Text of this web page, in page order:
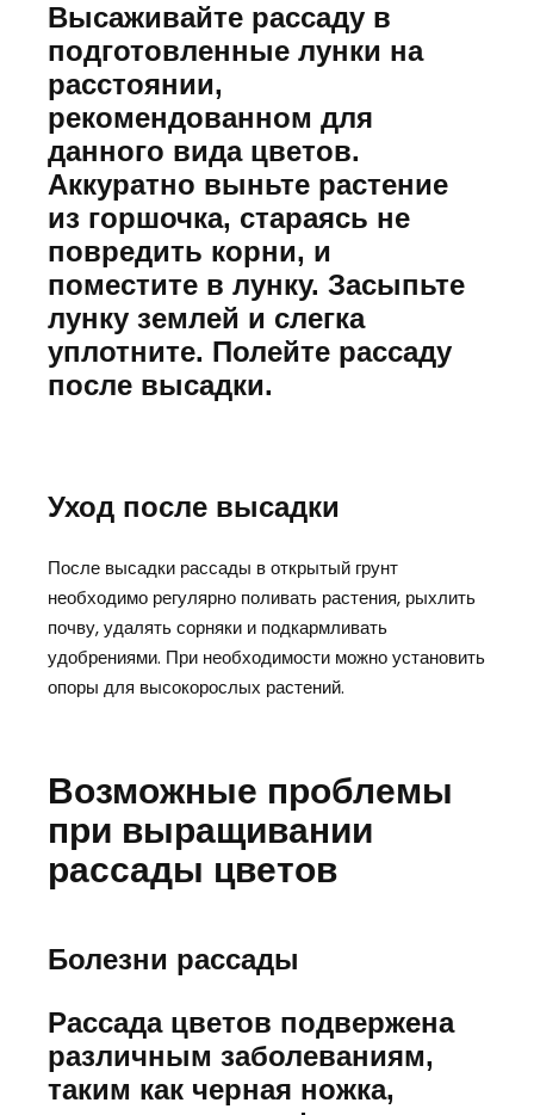
Высаживайте рассаду в
подготовленные лунки на
расстоянии,
рекомендованном для
данного вида цветов.
Аккуратно выньте растение
из горшочка, стараясь не
повредить корни, и
поместите в лунку. Засыпьте
лунку землей и слегка
уплотните. Полейте рассаду
после высадки.
Уход после высадки
После высадки рассады в открытый грунт
необходимо регулярно поливать растения, рыхлить
почву, удалять сорняки и подкармливать
удобрениями. При необходимости можно установить
опоры для высокорослых растений.
Возможные проблемы
при выращивании
рассады цветов
Болезни рассады
Рассада цветов подвержена
различным заболеваниям,
таким как черная ножка,